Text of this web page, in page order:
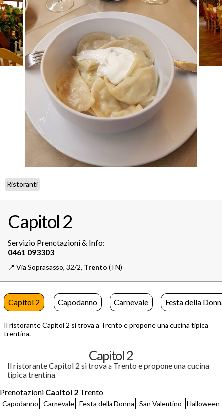
Ristoranti
Capitol 2
Servizio Prenotazioni & Info:
📍️ Via Soprasasso, 32/2, Trento (TN)
Capitol 2 Capodanno Carnevale Festa della
Il ristorante Capitol 2 si trova a Trento e propone una cucina tipica
trentina.
Capitol 2
Il ristorante Capitol 2 si trova a Trento e propone una cucina
tipica trentina.
Prenotazioni Capitol 2 Trento
Capodanno Carnevale Festa della Donna San Valentino Halloween